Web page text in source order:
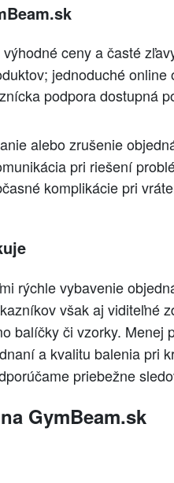
ceny a časté
jednoduché
podpora dostupná
alebo zrušenie
pri riešení
komplikácie pri
rýchle vybavenie
však aj viditeľné
balíčky či vzorky. Menej
a kvalitu balenia pri
priebežne
GymBeam.sk